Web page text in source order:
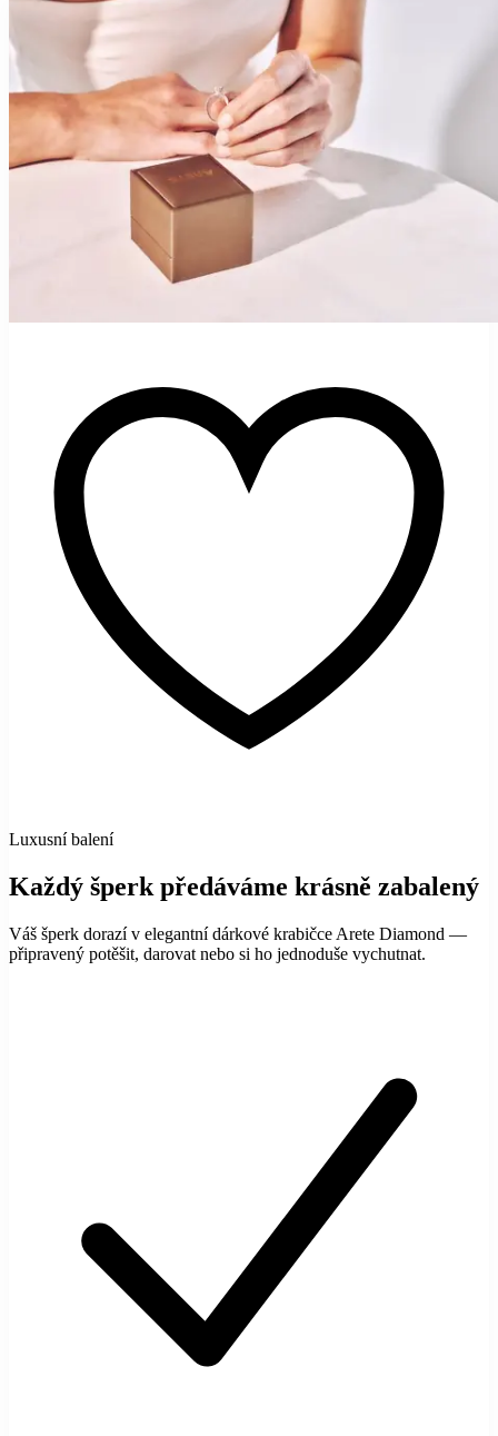
Luxusní balení
Každý šperk předáváme krásně zabalený
Váš šperk dorazí v elegantní dárkové krabičce Arete Diamond —
připravený potěšit, darovat nebo si ho jednoduše vychutnat.